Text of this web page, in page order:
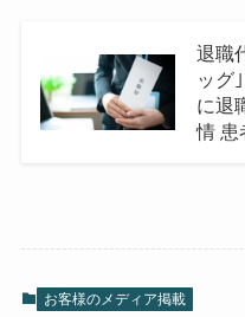
退職
ッグ
に退
情
お客様のメディア掲載